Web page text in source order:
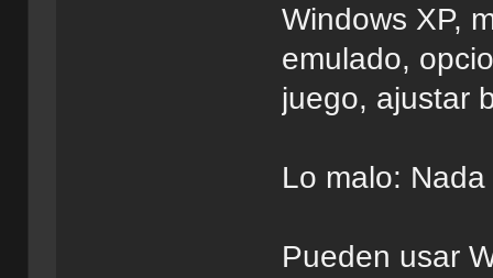
Windows XP,
emulado,
juego, ajustar
Lo malo:
Pueden usar